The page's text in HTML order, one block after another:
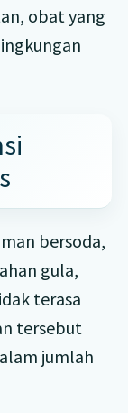
obat yang
bersoda,
gula,
terasa
tersebut
jumlah